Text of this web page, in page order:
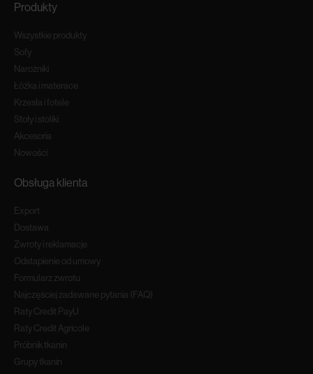
Produkty
Wszystkie produkty
Sofy
Narożniki
Łóżka i materace
Krzesła i fotele
Stoły i stoliki
Akcesoria
Nowości
Obsługa klienta
Export
Dostawa
Zwroty i reklamacje
Odstapienie od umowy
Formularz zwrotu
Najczęściej zadawane pytania (FAQ)
Raty Credit PayU
Raty Credit Agricole
Próbnik tkanin
Grupy tkanin